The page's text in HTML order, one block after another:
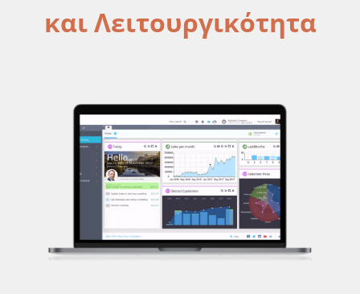
και Λειτουργικότητα